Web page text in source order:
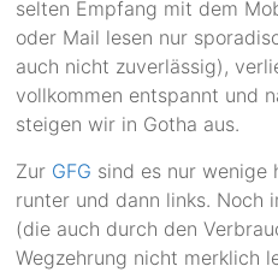
selten Empfang mit dem
oder Mail lesen nur
auch nicht zuverlässig),
vollkommen entspannt und
steigen wir in Gotha aus.
Zur GFG sind es nur wenige
runter und dann links. Noch
(die auch durch den
Wegzehrung nicht merklich